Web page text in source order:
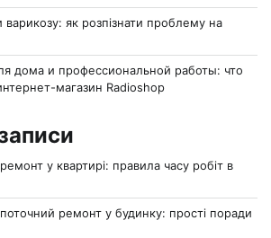
варикозу: як розпізнати проблему на
дома и профессиональной работы: что
магазин Radioshop
у квартирі: правила часу робіт в
ремонт у будинку: прості поради